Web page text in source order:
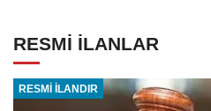
RESMİ İLANLAR
RESMİ İLANDIR